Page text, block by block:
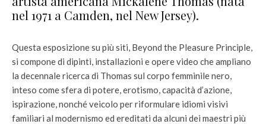
nel 1971 a Camden, nel New Jersey).
Questa esposizione su più siti, Beyond the Pleasure Principle,
si compone di dipinti, installazioni e opere video che ampliano
la decennale ricerca di Thomas sul corpo femminile nero,
inteso come sfera di potere, erotismo, capacità d’azione,
ispirazione, nonché veicolo per riformulare idiomi visivi
familiari al modernismo ed ereditati da alcuni dei maestri più